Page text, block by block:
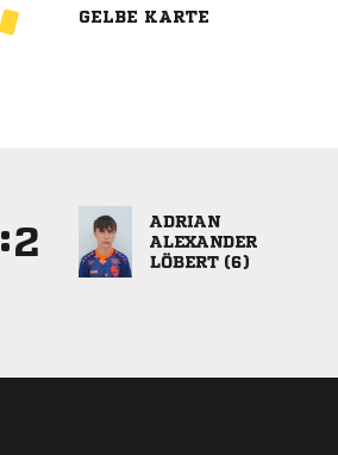
GELBE KARTE
:


 